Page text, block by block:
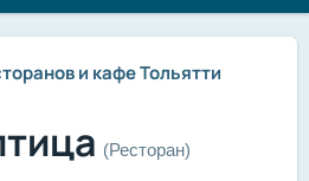
и кафе Тольятти
(Ресторан)